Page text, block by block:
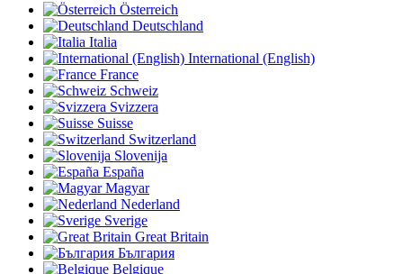
Österreich
Deutschland
Italia
International (English)
France
Schweiz
Svizzera
Suisse
Switzerland
Slovenija
España
Magyar
Nederland
Sverige
Great Britain
България
Belgique